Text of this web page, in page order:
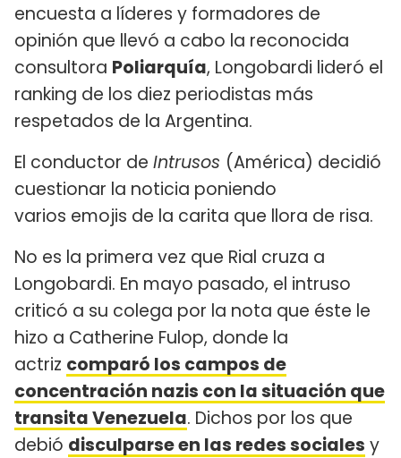
encuesta a líderes y formadores de
opinión que llevó a cabo la reconocida
consultora Poliarquía, Longobardi lideró el
ranking de los diez periodistas más
respetados de la Argentina.
El conductor de Intrusos (América) decidió
cuestionar la noticia poniendo
varios emojis de la carita que llora de risa.
No es la primera vez que Rial cruza a
Longobardi. En mayo pasado, el intruso
criticó a su colega por la nota que éste le
hizo a Catherine Fulop, donde la
actriz comparó los campos de
concentración nazis con la situación que
transita Venezuela. Dichos por los que
debió disculparse en las redes sociales y